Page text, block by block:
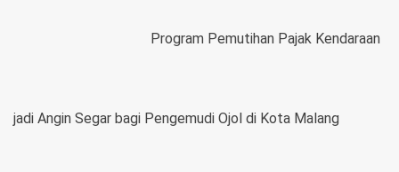
Program Pemutihan Pajak Kendaraan
jadi Angin Segar bagi Pengemudi Ojol di Kota Malang